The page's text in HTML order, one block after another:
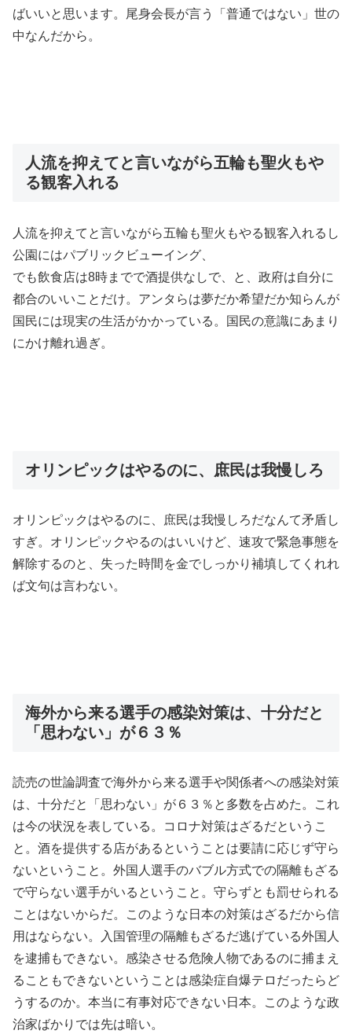
ばいいと思います。尾身会長が言う「普通ではない」世の
中なんだから。
人流を抑えてと言いながら五輪も聖火もや
る観客入れる
人流を抑えてと言いながら五輪も聖火もやる観客入れるし
公園にはパブリックビューイング、
でも飲食店は8時までで酒提供なしで、と、政府は自分に
都合のいいことだけ。アンタらは夢だか希望だか知らんが
国民には現実の生活がかかっている。国民の意識にあまり
にかけ離れ過ぎ。
オリンピックはやるのに、庶民は我慢しろ
オリンピックはやるのに、庶民は我慢しろだなんて矛盾し
すぎ。オリンピックやるのはいいけど、速攻で緊急事態を
解除するのと、失った時間を金でしっかり補填してくれれ
ば文句は言わない。
海外から来る選手の感染対策は、十分だと
「思わない」が６３％
読売の世論調査で海外から来る選手や関係者への感染対策
は、十分だと「思わない」が６３％と多数を占めた。これ
は今の状況を表している。コロナ対策はざるだというこ
と。酒を提供する店があるということは要請に応じず守ら
ないということ。外国人選手のバブル方式での隔離もざる
で守らない選手がいるということ。守らずとも罰せられる
ことはないからだ。このような日本の対策はざるだから信
用はならない。入国管理の隔離もざるだ逃げている外国人
を逮捕もできない。感染させる危険人物であるのに捕まえ
ることもできないということは感染症自爆テロだったらど
うするのか。本当に有事対応できない日本。このような政
治家ばかりでは先は暗い。